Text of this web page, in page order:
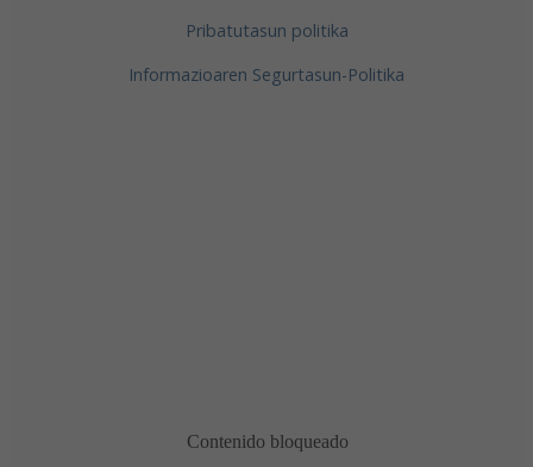
Pribatutasun politika
Informazioaren Segurtasun-Politika